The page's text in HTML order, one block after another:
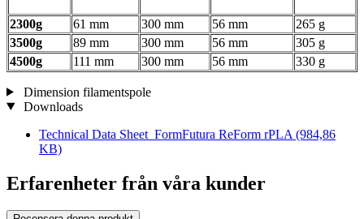
2300g 61 mm 300 mm 56 mm
265 g
3500g
89 mm 300 mm 56 mm
305 g
4500g
111 mm 300 mm 56 mm 330 g
Dimension filamentspole
Downloads
Technical Data Sheet_FormFutura ReForm rPLA (984,86
KB)
Erfarenheter från våra kunder